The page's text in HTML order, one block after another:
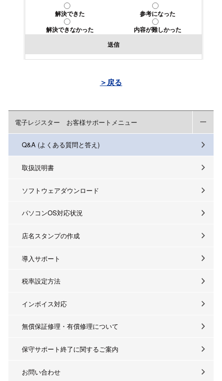
解決できた
参考になった
解決できなかった
内容が難しかった
送信
＞戻る
電子レジスター お客様サポートメニュー
Q&A (よくある質問と答え)
取扱説明書
ソフトウェアダウンロード
パソコンOS対応状況
店名スタンプの作成
導入サポート
税率設定方法
インボイス対応
無償保証修理・有償修理について
保守サポート終了に関するご案内
お問い合わせ